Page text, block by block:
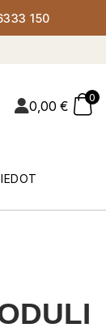
150
0,00 €
0